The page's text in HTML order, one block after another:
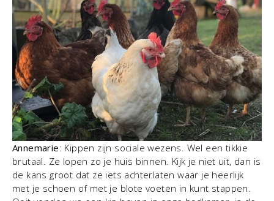
Annemarie: Kippen zijn sociale wezens. Wel een tikkie
brutaal. Ze lopen zo je huis binnen. Kijk je niet uit, dan is
de kans groot dat ze iets achterlaten waar je heerlijk
met je schoen of met je blote voeten in kunt stappen.